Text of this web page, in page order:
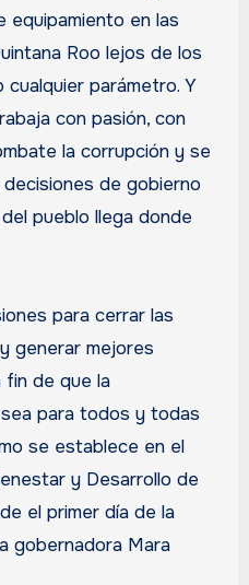
equipamiento en las
Roo lejos de los
parámetro. Y
con pasión, con
la corrupción y se
de gobierno
pueblo llega donde
para cerrar las
generar mejores
fin de que la
para todos y todas
se establece en el
y Desarrollo de
el primer día de la
gobernadora Mara